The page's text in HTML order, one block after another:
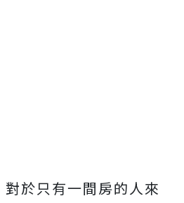
於只有一間房的人來